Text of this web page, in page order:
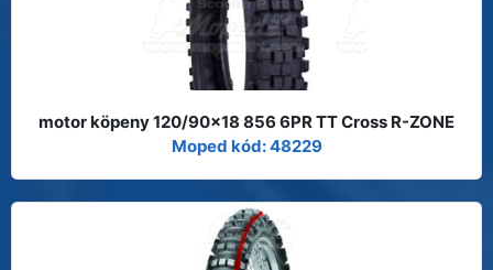
motor köpeny 120/90x18 856 6PR TT Cross R-ZONE
Moped kód: 48229